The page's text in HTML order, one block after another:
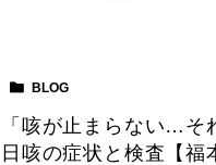
BLOG
「咳が止まらない…そ
日咳の症状と検査【福